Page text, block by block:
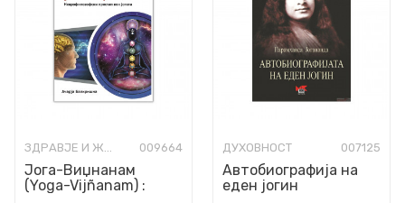
ЗДРАВЈЕ И ЖИВОТ 009664
Јога-Виџнанам
(Yoga-Vijñanam) :
ДУХОВНОСТ 007125
Автобиографија на
еден јогин